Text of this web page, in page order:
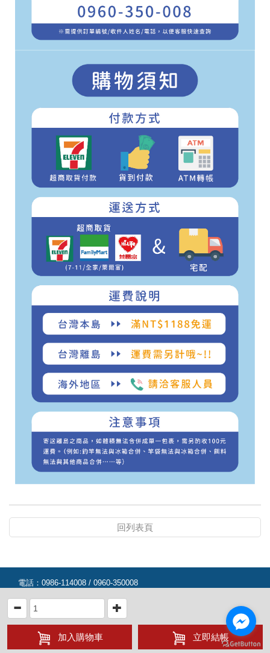
加入購物車 立即結帳
回列表頁
電話： 0986-114008 / 0960-350008
Copyrights © 2016 名洋釣具專賣
在線人數 |533 今日人數 |1110
14853519
網頁設計
藝誠網站設計公司